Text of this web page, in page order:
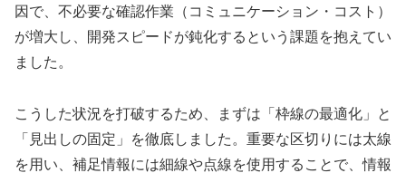
因で、不必要な確認作業（コミュニケーション・コスト）
が増大し、開発スピードが鈍化するという課題を抱えてい
ました。
こうした状況を打破するため、まずは「枠線の最適化」と
「見出しの固定」を徹底しました。重要な区切りには太線
を用い、補足情報には細線や点線を使用することで、情報